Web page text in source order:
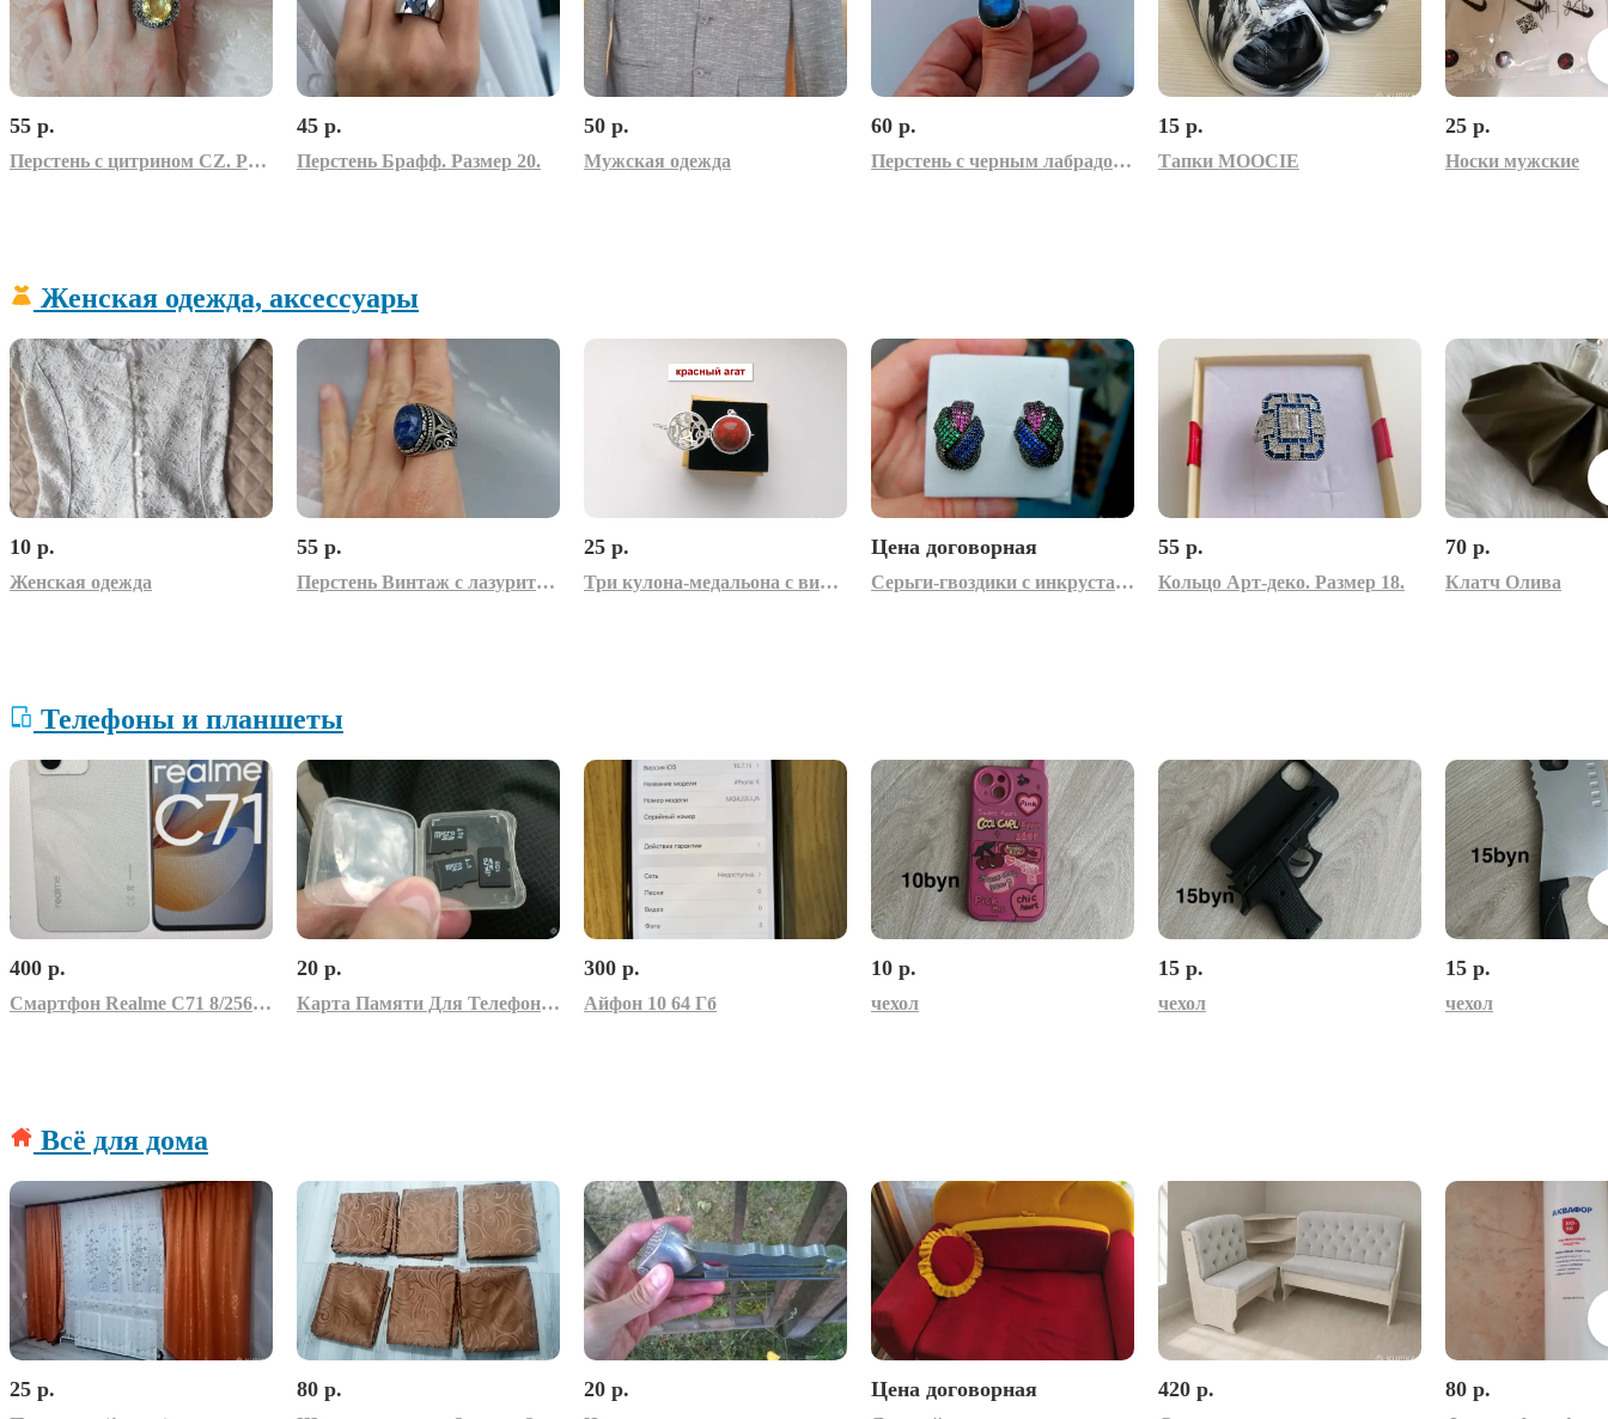
55 р.
Перстень с цитрином CZ. Размер 18
45 р.
Перстень Брафф. Размер 20.
50 р.
Мужская одежда
60 р.
Перстень с черным лабрадором и голубой иризацией. Размер 18.
15 р.
Тапки MOOCIE
25 р.
Носки мужские
Женская одежда, аксессуары
10 р.
Женская одежда
55 р.
Перстень Винтаж с лазуритом. Размер 19.
25 р.
Три кулона-медальона с видом Кельтского узла и натуральными камнями в форме шара: зеленым авантюрином, красным агатом, лазуритом.
Цена договорная
Серьги-гвоздики с инкрустацией. Размер 12 х 24 мм.
55 р.
Кольцо Арт-деко. Размер 18.
70 р.
Клатч Олива
Телефоны и планшеты
400 р.
Смартфон Realme C71 8/256GB белый
20 р.
Карта Памяти Для Телефона microSD 128mb 1 Gb 2 Gb
300 р.
Айфон 10 64 Гб
10 р.
чехол
15 р.
чехол
15 р.
чехол
Всё для дома
25 р. 80 р. 20 р. Цена договорная 420 р. 80 р.